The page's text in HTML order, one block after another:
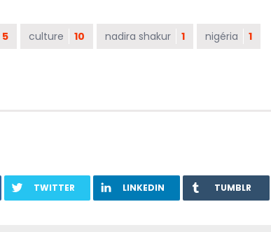
5 culture 10 nadira shakur 1 nigéria 1
TWITTER LINKEDIN TUMBLR